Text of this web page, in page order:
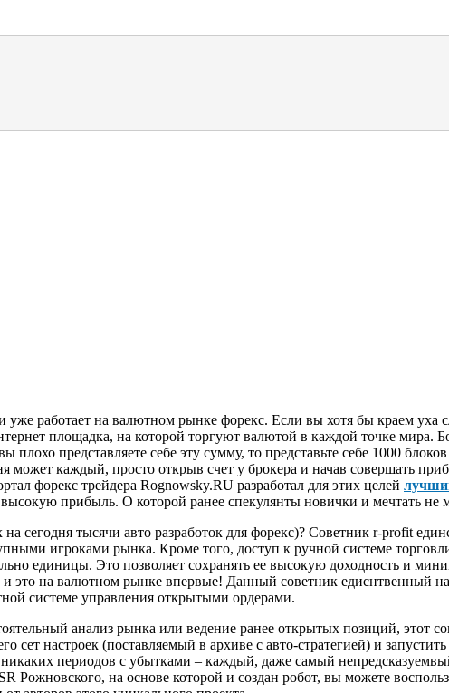
уже работает на валютном рынке форекс. Если вы хотя бы краем
площадка, на которой торгуют валютой в каждой точке мира.
представляете себе эту сумму, то представьте себе 1000
каждый, просто открыв счет у брокера и начав совершать
форекс трейдера Rognowsky.RU разработал для этих целей
прибыль. О которой ранее спекулянты новички и мечтать не
тысячи авто разработок для форекс)? Советник r-profit
игроками рынка. Кроме того, доступ к ручной системе
единицы. Это позволяет сохранять ее высокую доходность и
это на валютном рынке впервые! Данный советник едиснтвенный
системе управления открытыми ордерами.
анализ рынка или ведение ранее открытых позиций, этот
настроек (поставляемый в архиве с авто-стратегией) и
периодов с убытками – каждый, даже самый
Рожновского, на основе которой и создан робот, вы можете